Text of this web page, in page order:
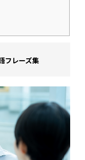
フレーズ集